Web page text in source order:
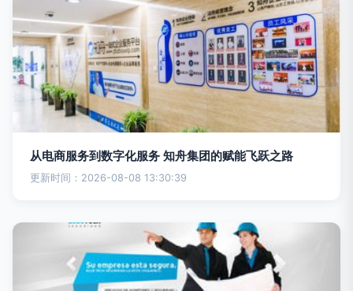
从电商服务到数字化服务 知舟集团的赋能飞跃之路
更新时间：2026-08-08 13:30:39